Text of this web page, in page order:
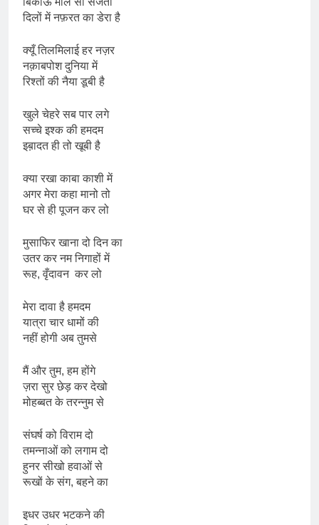
दिलों में नफ़रत का डेरा है
क्यूँ तिलमिलाई हर नज़र
नक़ाबपोश दुनिया में
रिश्तों की नैया डूबी है
खुले चेहरे सब पार लगे
सच्चे इश्क की हमदम
इब़ादत ही तो खूबी है
क्या रखा काबा काशी में
अगर मेरा कहा मानो तो
घर से ही पूजन कर लो
मुसाफिर खाना दो दिन का
उतर कर नम निगाहों में
रूह, वृँदावन कर लो
मेरा दावा है हमदम
यात्रा चार धामों की
नहीं होगी अब तुमसे
मैं और तुम, हम होंगे
ज़रा सुर छेड़ कर देखो
मोहब्बत के तरन्नुम से
संघर्ष को विराम दो
तमन्नाओं को लगाम दो
हुनर सीखो हवाओं से
रूखों के संग, बहने का
इधर उधर भटकने की